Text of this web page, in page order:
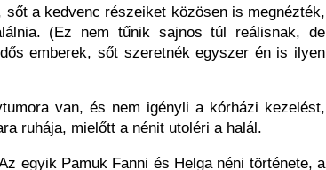
a kedvenc részeiket közösen is megnézték,
(Ez nem tűnik sajnos túl reálisnak, de
emberek, sőt szeretnék egyszer én is ilyen
van, és nem igényli a kórházi kezelést,
ruhája, mielőtt a nénit utoléri a halál.
egyik Pamuk Fanni és Helga néni története, a